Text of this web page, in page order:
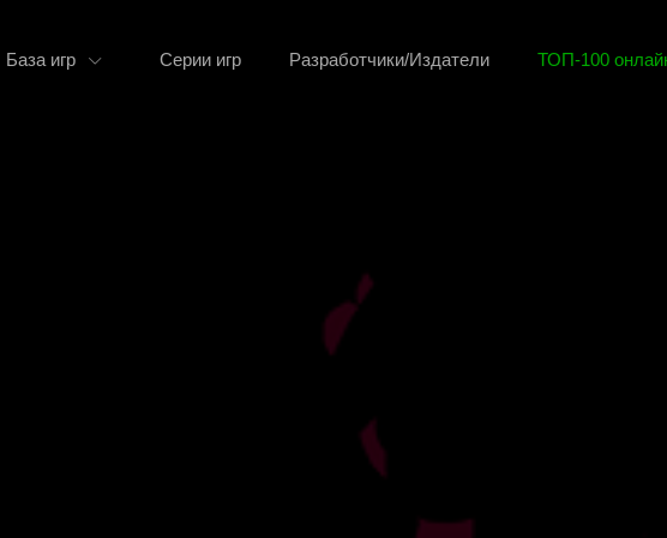
База игр Серии игр Разработчики/Издатели ТОП-100